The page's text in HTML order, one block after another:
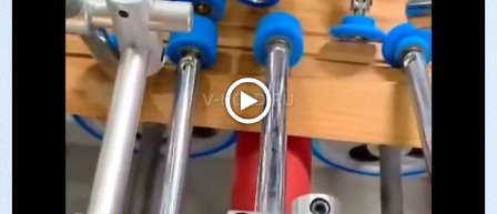
2 901 639 ₽
3 254 098 ₽
Артикул: 2497
Длина заготовки: 400-1500 мм
Макс. ширина заготовки: 580 мм